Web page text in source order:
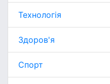
Технологія
Здоров'я
Спорт